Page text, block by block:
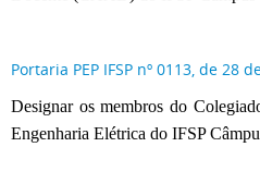
Portaria PEP IFSP nº 0113, de 28
Designar os membros do
Engenharia Elétrica do IFSP